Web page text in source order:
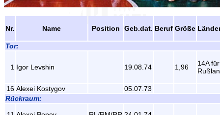
Nr. Name Position Geb.dat. Beruf Größe
Tor:
1 Igor Levshin 19.08.74 1,96
14A für
16 Alexei Kostygov
05.07.73
Rückraum: